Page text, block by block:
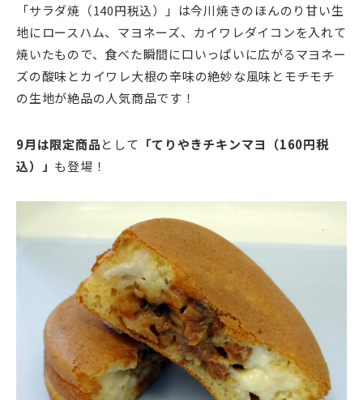
「サラダ焼（140円税込）」は今川焼きのほんのり甘い生
地にロースハム、マヨネーズ、カイワレダイコンを入れて
焼いたもので、食べた瞬間に口いっぱいに広がるマヨネー
ズの酸味とカイワレ大根の辛味の絶妙な風味とモチモチ
の生地が絶品の人気商品です！
9月は限定商品として 「てりやきチキンマヨ（160円税
込）」 も登場！